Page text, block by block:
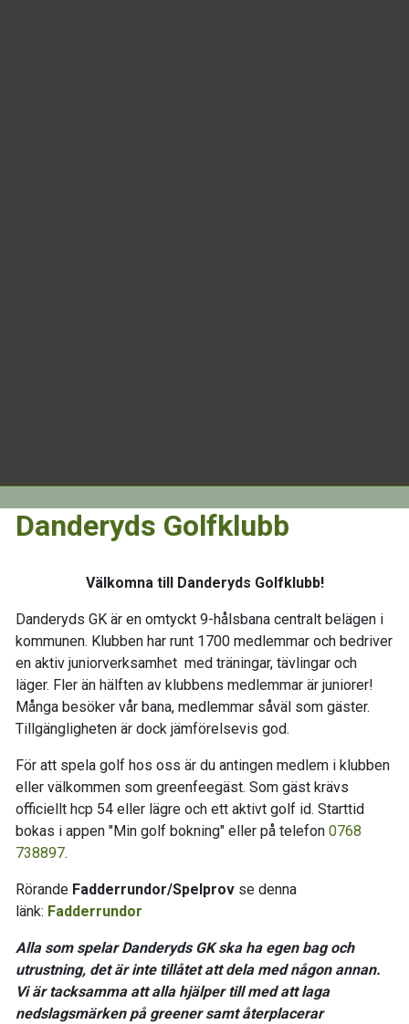
Danderyds Golfklubb
Välkomna till Danderyds Golfklubb!
Danderyds GK är en omtyckt 9-hålsbana centralt belägen i
kommunen. Klubben har runt 1700 medlemmar och bedriver
en aktiv juniorverksamhet med träningar, tävlingar och
läger. Fler än hälften av klubbens medlemmar är juniorer!
Många besöker vår bana, medlemmar såväl som gäster.
Tillgängligheten är dock jämförelsevis god.
För att spela golf hos oss är du antingen medlem i klubben
eller välkommen som greenfeegäst. Som gäst krävs
officiellt hcp 54 eller lägre och ett aktivt golf id. Starttid
bokas i appen "Min golf bokning" eller på telefon 0768
738897.
Rörande Fadderrundor/Spelprov se denna
länk: Fadderrundor
Alla som spelar Danderyds GK ska ha egen bag och
utrustning, det är inte tillåtet att dela med någon annan.
Vi är tacksamma att alla hjälper till med att laga
nedslagsmärken på greener samt återplacerar